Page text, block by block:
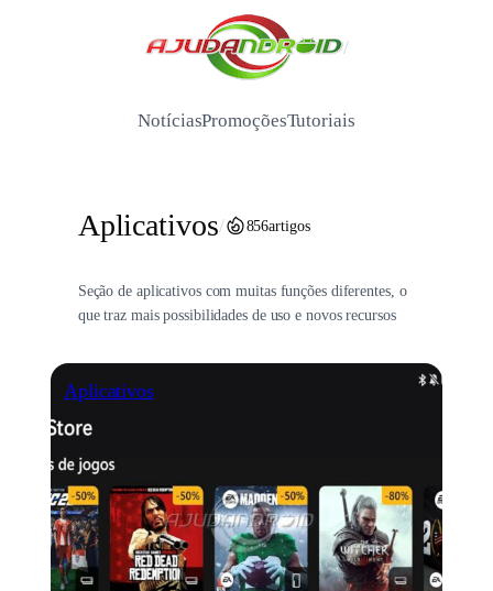
/
NotíciasPromoçõesTutoriais
Aplicativos/ 856artigos
Seção de aplicativos com muitas funções diferentes, o
que traz mais possibilidades de uso e novos recursos
Aplicativos